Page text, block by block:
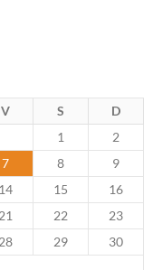
V S
D
1
2
7 8
9
14 15
16
21 22
23
28 29
30